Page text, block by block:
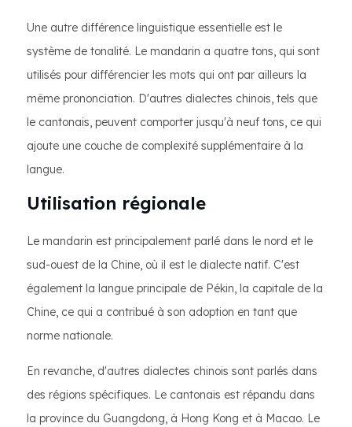
Une autre différence linguistique essentielle est le
système de tonalité. Le mandarin a quatre tons, qui sont
utilisés pour différencier les mots qui ont par ailleurs la
même prononciation. D'autres dialectes chinois, tels que
le cantonais, peuvent comporter jusqu'à neuf tons, ce qui
ajoute une couche de complexité supplémentaire à la
langue.
Utilisation régionale
Le mandarin est principalement parlé dans le nord et le
sud-ouest de la Chine, où il est le dialecte natif. C'est
également la langue principale de Pékin, la capitale de la
Chine, ce qui a contribué à son adoption en tant que
norme nationale.
En revanche, d'autres dialectes chinois sont parlés dans
des régions spécifiques. Le cantonais est répandu dans
la province du Guangdong, à Hong Kong et à Macao. Le